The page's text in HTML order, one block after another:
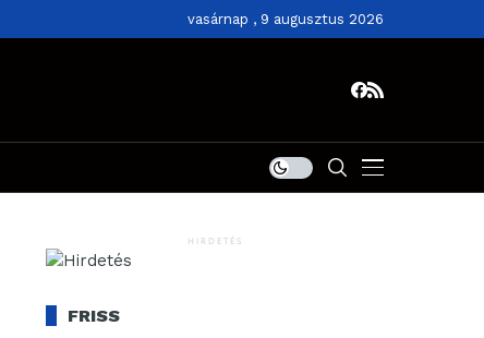
vasárnap , 9 augusztus 2026
HIRDETÉS
FRISS